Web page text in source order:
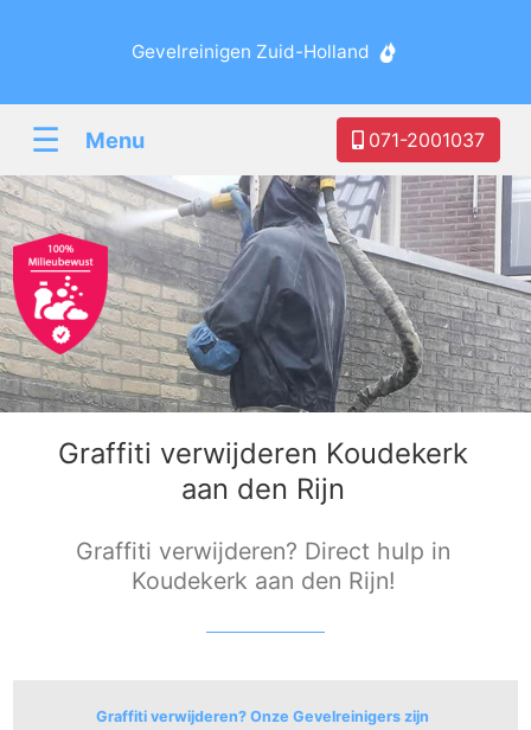
Gevelreinigen Zuid-Holland
☰ Menu 071-2001037
Graffiti verwijderen Koudekerk
aan den Rijn
Graffiti verwijderen? Direct hulp in
Koudekerk aan den Rijn!
Graffiti verwijderen? Onze Gevelreinigers zijn